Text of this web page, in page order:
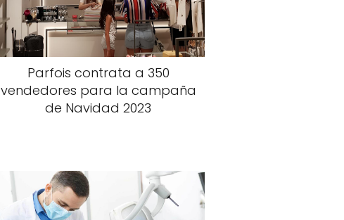
Parfois contrata a 350
vendedores para la campaña
de Navidad 2023